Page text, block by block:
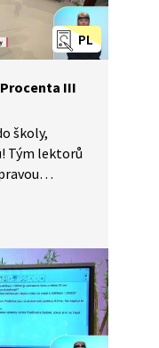
PL
III
školy,
Tým lektorů
si, jak využít
při řešení